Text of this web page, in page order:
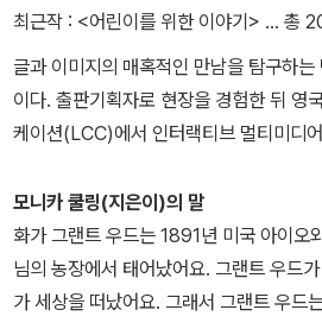
을 수 없는 감동을 선사합니다. 《거리에
책으로 선정되었으며, 《바닷가 탄광 마
브 혼북 상과 케이트 그리너웨이 상을 수
로 쓰고 그린 《괜찮을 거야》는 에즈라
처럼 말해요》는 2021년 보스턴 글로브
년에는 아동문학의 최고 영예인 한스 크리
했습니다.
최근작 : <어린이를 위한 이야기> … 총
글과 이미지의 매혹적인 만남을 탐구하
이다. 출판기획자로 현장을 경험한 뒤 영
케이션(LCC)에서 인터랙티브 멀티미디
전념하고 있으며, 대표적인 역서로 《마틸다
즈케 왕국》 《웡카》 등이 있다. 강연과 저
닌 예술적 가치를 전하는 일에도 힘쓰고
모니카 쿨링(지은이)의 말
화가 그랜트 우드는 1891년 미국 아이오
님의 농장에서 태어났어요. 그랜트 우드
가 세상을 떠났어요. 그래서 그랜트 우드